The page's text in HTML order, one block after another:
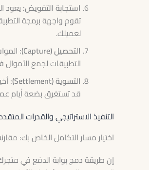
استجابة التفويض:يعود
لعميلك.
التحصيل (Capture):
التطبيقات لجمع الأموال
التسوية (Settlement):
قد تستغرق بضعة أيام
التنفيذ الاستراتيجي والقدرات
اختيار مسار التكامل الخاص بك:
إن طريقة دمج بوابة الدفع في